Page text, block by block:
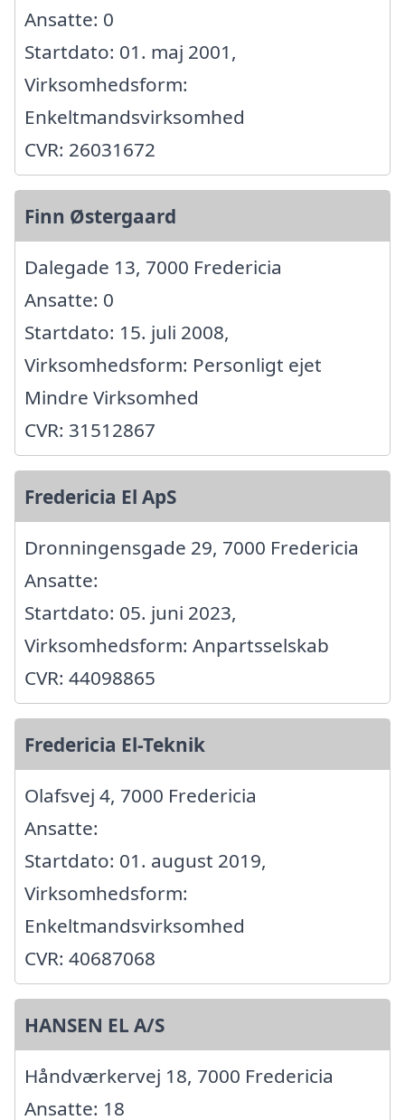
Ansatte: 0
Startdato: 01. maj 2001,
Virksomhedsform:
Enkeltmandsvirksomhed
CVR: 26031672
Finn Østergaard
Dalegade 13, 7000 Fredericia
Ansatte: 0
Startdato: 15. juli 2008,
Virksomhedsform: Personligt ejet
Mindre Virksomhed
CVR: 31512867
Fredericia El ApS
Dronningensgade 29, 7000 Fredericia
Ansatte:
Startdato: 05. juni 2023,
Virksomhedsform: Anpartsselskab
CVR: 44098865
Fredericia El-Teknik
Olafsvej 4, 7000 Fredericia
Ansatte:
Startdato: 01. august 2019,
Virksomhedsform:
Enkeltmandsvirksomhed
CVR: 40687068
HANSEN EL A/S
Håndværkervej 18, 7000 Fredericia
Ansatte: 18